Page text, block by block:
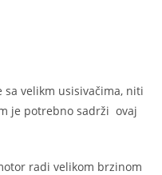
sa velikm usisivačima, niti
je potrebno sadrži ovaj
radi velikom brzinom